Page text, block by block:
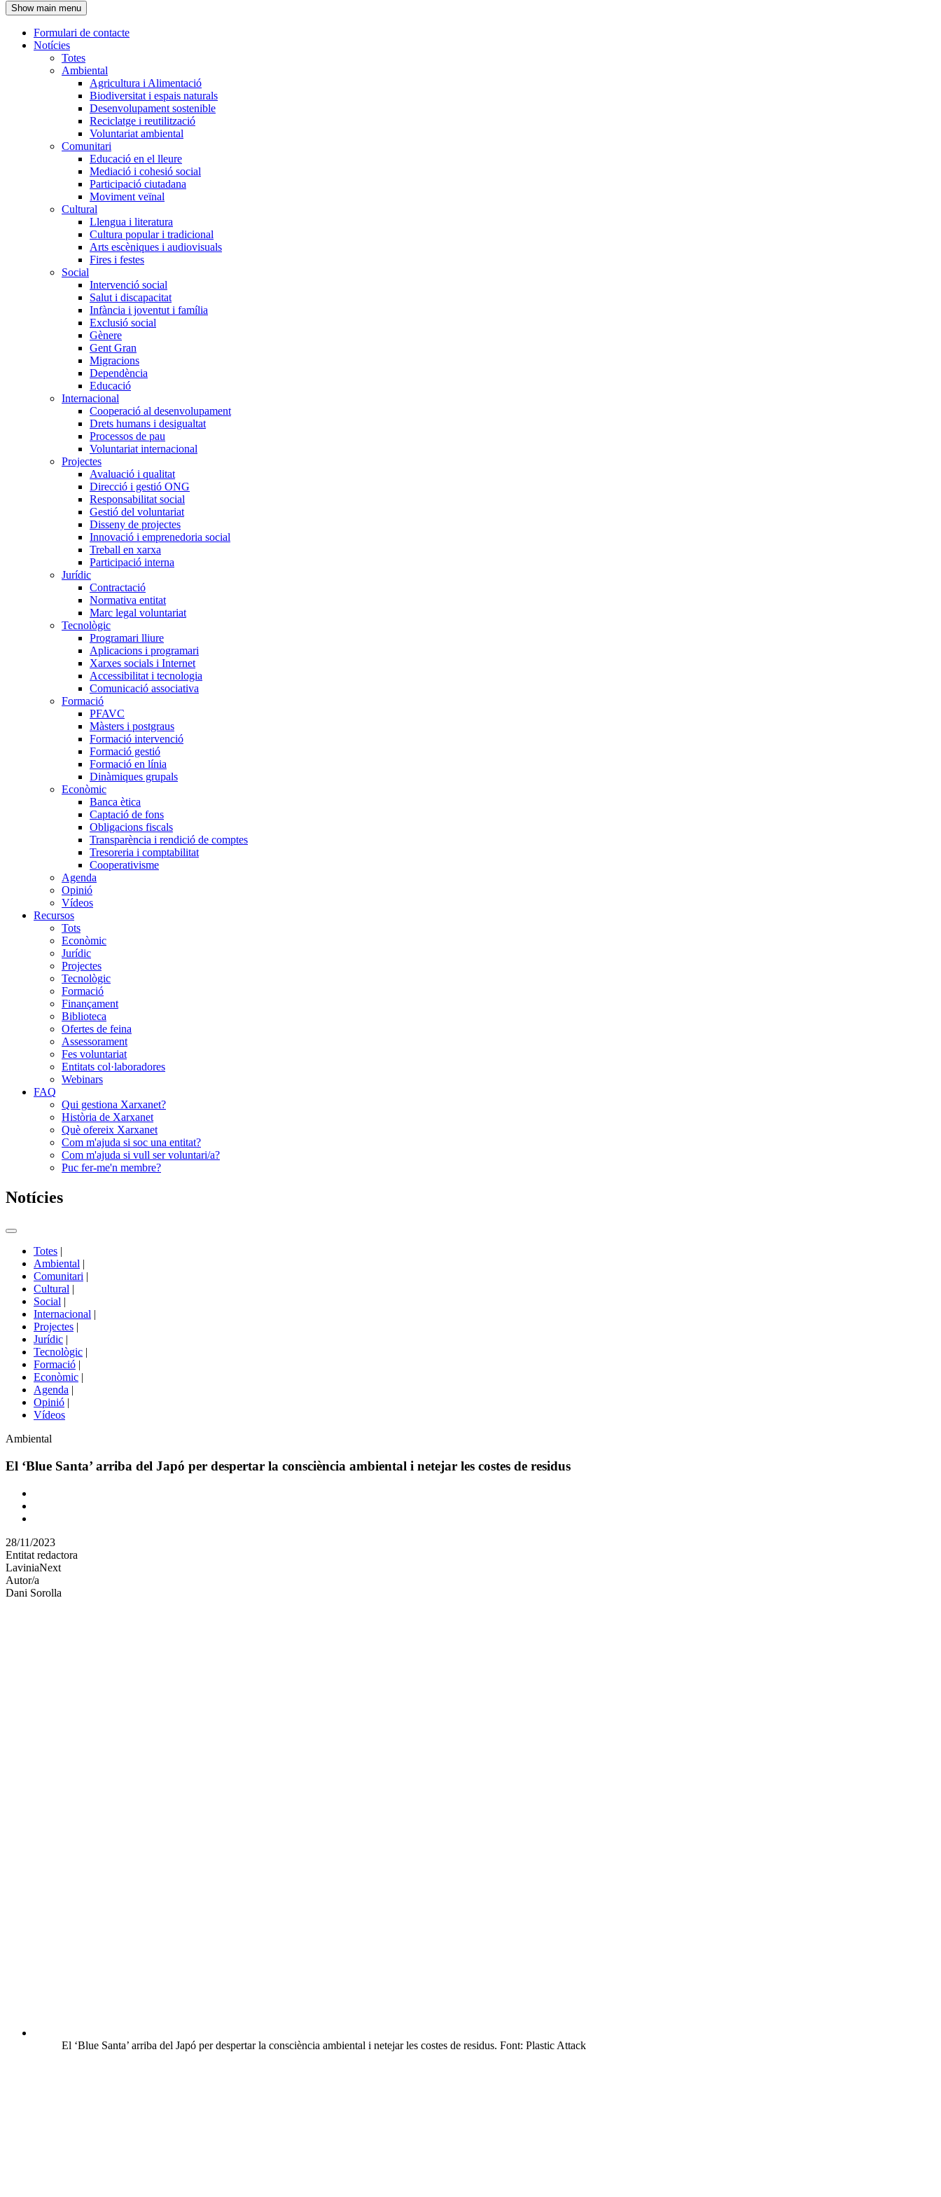
l'encapçalament
Show main menu
Navegació
principal
Formulari de contacte
Notícies
Totes
Ambiental
Agricultura i Alimentació
Biodiversitat i espais naturals
Desenvolupament sostenible
Reciclatge i reutilització
Voluntariat ambiental
Comunitari
Educació en el lleure
Mediació i cohesió social
Participació ciutadana
Moviment veïnal
Cultural
Llengua i literatura
Cultura popular i tradicional
Arts escèniques i audiovisuals
Fires i festes
Social
Intervenció social
Salut i discapacitat
Infància i joventut i família
Exclusió social
Gènere
Gent Gran
Migracions
Dependència
Educació
Internacional
Cooperació al desenvolupament
Drets humans i desigualtat
Processos de pau
Voluntariat internacional
Projectes
Avaluació i qualitat
Direcció i gestió ONG
Responsabilitat social
Gestió del voluntariat
Disseny de projectes
Innovació i emprenedoria social
Treball en xarxa
Participació interna
Jurídic
Contractació
Normativa entitat
Marc legal voluntariat
Tecnològic
Programari lliure
Aplicacions i programari
Xarxes socials i Internet
Accessibilitat i tecnologia
Comunicació associativa
Formació
PFAVC
Màsters i postgraus
Formació intervenció
Formació gestió
Formació en línia
Dinàmiques grupals
Econòmic
Banca ètica
Captació de fons
Obligacions fiscals
Transparència i rendició de comptes
Tresoreria i comptabilitat
Cooperativisme
Agenda
Opinió
Vídeos
Recursos
Tots
Econòmic
Jurídic
Projectes
Tecnològic
Formació
Finançament
Biblioteca
Ofertes de feina
Assessorament
Fes voluntariat
Entitats col·laboradores
Webinars
FAQ
Qui gestiona Xarxanet?
Història de Xarxanet
Què ofereix Xarxanet
Com m'ajuda si soc una entitat?
Com m'ajuda si vull ser voluntari/a?
Puc fer-me'n membre?
Notícies
Commutador
portals
Totes |
Ambiental |
Comunitari |
Cultural |
Social |
Internacional |
Projectes |
Jurídic |
Tecnològic |
Formació |
Econòmic |
Agenda |
Opinió |
Vídeos
Àmbit
la
Ambiental
El ‘Blue Santa’ arriba del Japó per despertar la consciència ambiental i netejar les costes de residus
Comparteix
altres
xarxes
socials
28/11/2023
Entitat redactora
LaviniaNext
Autor/a
Dani Sorolla
El ‘Blue Santa’ arriba del Japó per despertar la consciència ambiental i netejar les costes de residus. Font: Plastic Attack